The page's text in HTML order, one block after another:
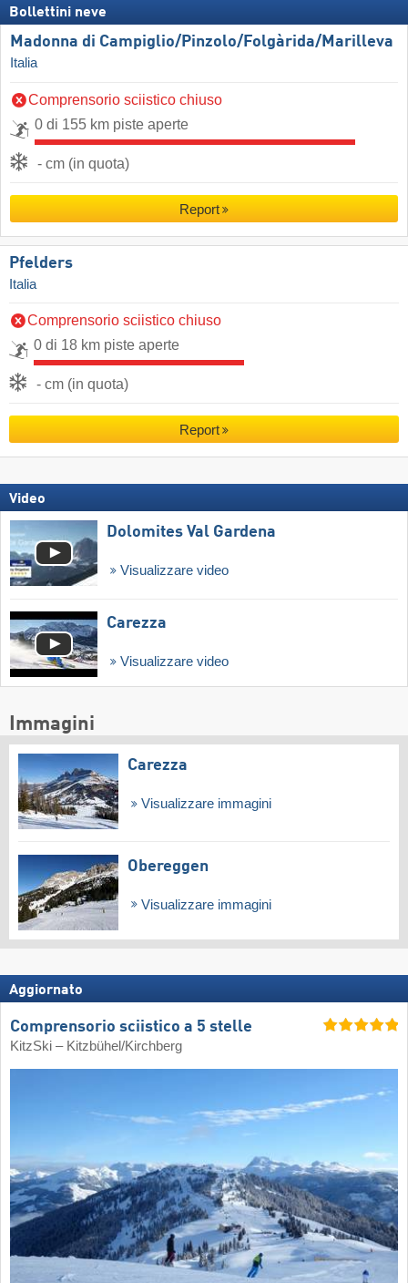
Bollettini neve
Madonna di Campiglio/​Pinzolo/​Folgàrida/​Marilleva
Italia
Comprensorio sciistico chiuso
0 di 155 km piste aperte
- cm (in quota)
Report
Pfelders
Italia
Comprensorio sciistico chiuso
0 di 18 km piste aperte
- cm (in quota)
Report
Video
Dolomites Val Gardena
Visualizzare video
Carezza
Visualizzare video
Immagini
Carezza
Visualizzare immagini
Obereggen
Visualizzare immagini
Aggiornato
Comprensorio sciistico a 5 stelle
KitzSki – Kitzbühel/​Kirchberg